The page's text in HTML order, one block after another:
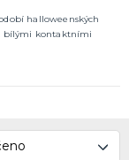
halloweenských
bílými kontaktními